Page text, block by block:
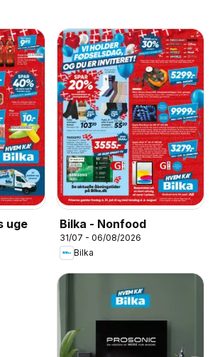
uge
Bilka - Nonfood
31/07 - 06/08/2026
Bilka